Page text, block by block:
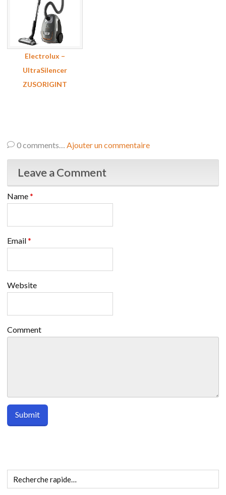
Electrolux –
UltraSilencer
ZUSORIGINT
0comments… Ajouter un commentaire
Leave a Comment
Name*
Email*
Website
Comment